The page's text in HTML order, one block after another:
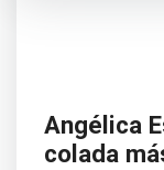
Angélica
colada